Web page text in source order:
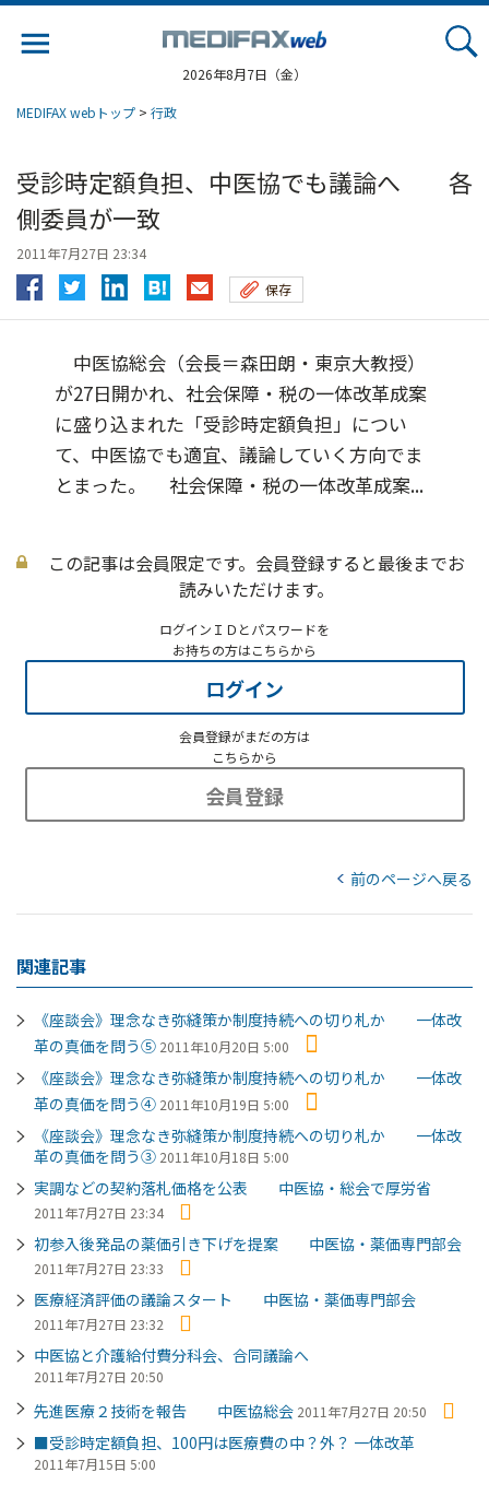
2026年8月7日（金）
MEDIFAX webトップ > 行政
受診時定額負担、中医協でも議論へ 各
側委員が一致
2011年7月27日 23:34
保存
中医協総会（会長＝森田朗・東京大教授）
が27日開かれ、社会保障・税の一体改革成案
に盛り込まれた「受診時定額負担」につい
て、中医協でも適宜、議論していく方向でま
とまった。 社会保障・税の一体改革成案...
この記事は会員限定です。会員登録すると最後までお
読みいただけます。
ログインＩＤとパスワードを
お持ちの方はこちらから
ログイン
会員登録がまだの方は
こちらから
会員登録
前のページへ戻る
関連記事
《座談会》理念なき弥縫策か制度持続への切り札か 一体改
革の真価を問う⑤ 2011年10月20日 5:00
《座談会》理念なき弥縫策か制度持続への切り札か 一体改
革の真価を問う④ 2011年10月19日 5:00
《座談会》理念なき弥縫策か制度持続への切り札か 一体改
革の真価を問う③ 2011年10月18日 5:00
実調などの契約落札価格を公表 中医協・総会で厚労省
2011年7月27日 23:34
初参入後発品の薬価引き下げを提案 中医協・薬価専門部会
2011年7月27日 23:33
医療経済評価の議論スタート 中医協・薬価専門部会
2011年7月27日 23:32
中医協と介護給付費分科会、合同議論へ
2011年7月27日 20:50
先進医療２技術を報告 中医協総会 2011年7月27日 20:50
■受診時定額負担、100円は医療費の中？外？ 一体改革
2011年7月15日 5:00